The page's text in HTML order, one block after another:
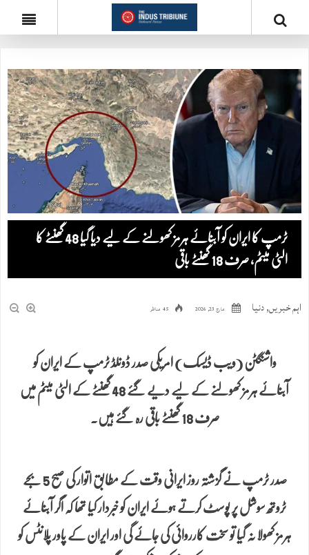
ٹرمپ کا ایران کو آبنائے ہرمز کھولنے کے لیے دیا گیا 48 گھنٹے کا
الٹی میٹم، صرف 18 گھنٹے باقی
اہم خبریں,دنیا مارچ 23, 2026 45 مناظر
واشنگٹن (ویب ڈیسک) امریکی صدر ڈونلڈ ٹرمپ کے ایران کو
آبنائے ہرمز کھولنے کے لیے دیے گئے 48 گھنٹے کے الٹی میٹم میں
صرف 18 گھنٹے باقی رہ گئے ہیں۔
صدر ٹرمپ نے گزشتہ روز ایرانی وقت کے مطابق اتوار کی صبح 5 بجے
ٹروتھ سوشل پر پوسٹ کرتے ہوئے ایران کو خبردار کیا تھا کہ اگر آبنائے
ہرمز کھولا نہ گیا تو سخت کارروائی کی جائے گی اور ایران کے پاور پلانٹس کو